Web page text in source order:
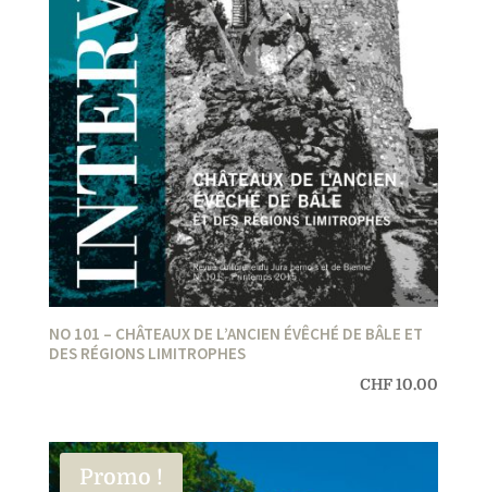
NO 101 – CHÂTEAUX DE L’ANCIEN ÉVÊCHÉ DE BÂLE ET
DES RÉGIONS LIMITROPHES
CHF10.00
Promo !